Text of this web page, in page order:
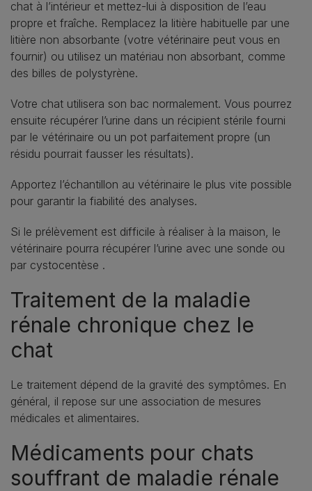
chat à l’intérieur et mettez-lui à disposition de l’eau
propre et fraîche. Remplacez la litière habituelle par une
litière non absorbante (votre vétérinaire peut vous en
fournir) ou utilisez un matériau non absorbant, comme
des billes de polystyrène.
Votre chat utilisera son bac normalement. Vous pourrez
ensuite récupérer l’urine dans un récipient stérile fourni
par le vétérinaire ou un pot parfaitement propre (un
résidu pourrait fausser les résultats).
Apportez l’échantillon au vétérinaire le plus vite possible
pour garantir la fiabilité des analyses.
Si le prélèvement est difficile à réaliser à la maison, le
vétérinaire pourra récupérer l’urine avec une sonde ou
par cystocentèse .
Traitement de la maladie
rénale chronique chez le
chat
Le traitement dépend de la gravité des symptômes. En
général, il repose sur une association de mesures
médicales et alimentaires.
Médicaments pour chats
souffrant de maladie rénale